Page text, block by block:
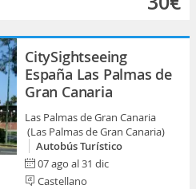
CitySightseeing
España Las Palmas de
Gran Canaria
Las Palmas de Gran Canaria
(Las Palmas de Gran Canaria)
Autobús Turístico
07 ago al 31 dic
Castellano